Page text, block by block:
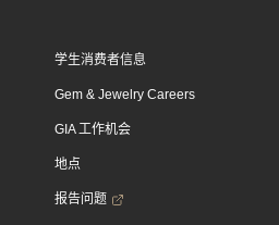
学生消费者信息
Gem & Jewelry Careers
GIA 工作机会
地点
报告问题